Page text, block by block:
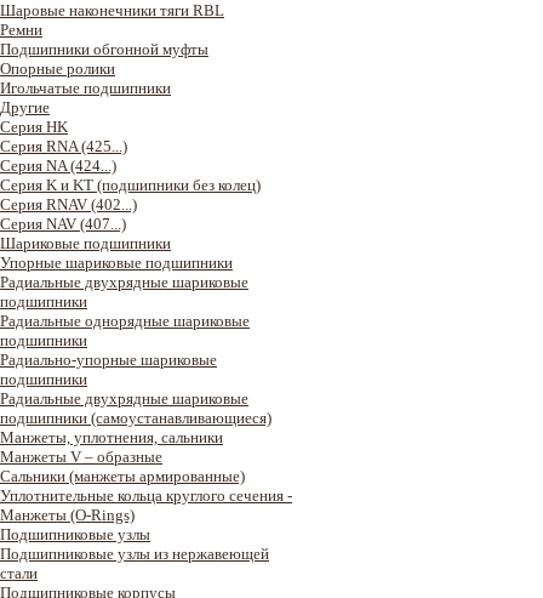
Шаровые наконечники тяги RBL
Ремни
Подшипники обгонной муфты
Опорные ролики
Игольчатые подшипники
Другие
Серия HK
Серия RNA (425...)
Серия NA (424...)
Серия K и KT (подшипники без колец)
Серия RNAV (402...)
Серия NAV (407...)
Шариковые подшипники
Упорные шариковые подшипники
Радиальные двухрядные шариковые
подшипники
Радиальные однорядные шариковые
подшипники
Радиально-упорные шариковые
подшипники
Радиальные двухрядные шариковые
подшипники (самоустанавливающиеся)
Манжеты, уплотнения, сальники
Манжеты V – образные
Сальники (манжеты армированные)
Уплотнительные кольца круглого сечения -
Манжеты (O-Rings)
Подшипниковые узлы
Подшипниковые узлы из нержавеющей
стали
Подшипниковые корпусы